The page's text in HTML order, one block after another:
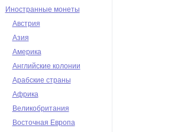
Иностранные монеты
Австрия
Азия
Америка
Английские колонии
Арабские страны
Африка
Великобритания
Восточная Европа